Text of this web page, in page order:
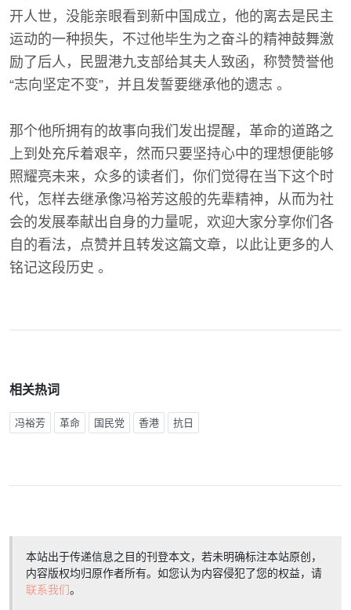
开人世，没能亲眼看到新中国成立，他的离去是民主
运动的一种损失，不过他毕生为之奋斗的精神鼓舞激
励了后人，民盟港九支部给其夫人致函，称赞赞誉他
“志向坚定不变”，并且发誓要继承他的遗志 。
那个他所拥有的故事向我们发出提醒，革命的道路之
上到处充斥着艰辛，然而只要坚持心中的理想便能够
照耀亮未来，众多的读者们，你们觉得在当下这个时
代，怎样去继承像冯裕芳这般的先辈精神，从而为社
会的发展奉献出自身的力量呢，欢迎大家分享你们各
自的看法，点赞并且转发这篇文章，以此让更多的人
铭记这段历史 。
相关热词
冯裕芳 革命 国民党 香港 抗日
本站出于传递信息之目的刊登本文，若未明确标注本站原创，
内容版权均归原作者所有。如您认为内容侵犯了您的权益，请
联系我们。